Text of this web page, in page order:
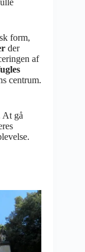
form,
der
af
centrum.
At gå